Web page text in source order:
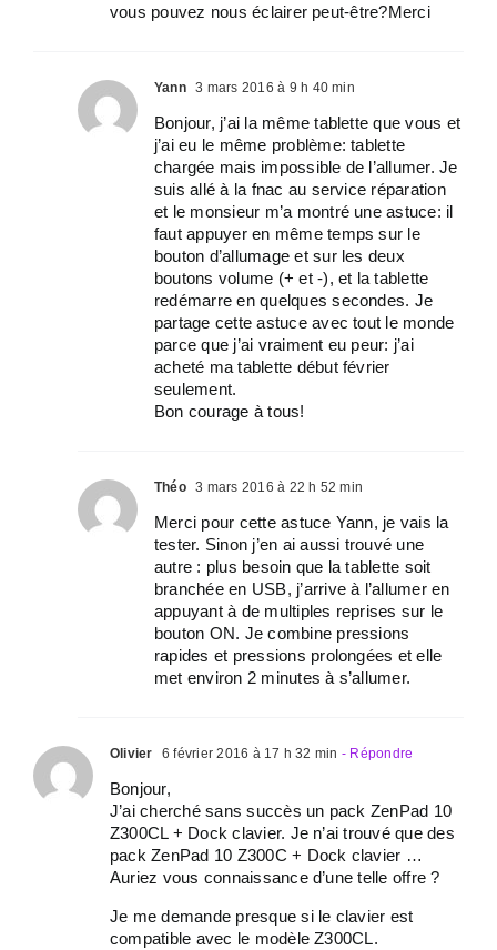
vous pouvez nous éclairer peut-être?Merci
Yann 3 mars 2016 à 9 h 40 min
Bonjour, j’ai la même tablette que vous et
j’ai eu le même problème: tablette
chargée mais impossible de l’allumer. Je
suis allé à la fnac au service réparation
et le monsieur m’a montré une astuce: il
faut appuyer en même temps sur le
bouton d’allumage et sur les deux
boutons volume (+ et -), et la tablette
redémarre en quelques secondes. Je
partage cette astuce avec tout le monde
parce que j’ai vraiment eu peur: j’ai
acheté ma tablette début février
seulement.
Bon courage à tous!
Théo 3 mars 2016 à 22 h 52 min
Merci pour cette astuce Yann, je vais la
tester. Sinon j’en ai aussi trouvé une
autre : plus besoin que la tablette soit
branchée en USB, j’arrive à l’allumer en
appuyant à de multiples reprises sur le
bouton ON. Je combine pressions
rapides et pressions prolongées et elle
met environ 2 minutes à s’allumer.
Olivier 6 février 2016 à 17 h 32 min - Répondre
Bonjour,
J’ai cherché sans succès un pack ZenPad 10
Z300CL + Dock clavier. Je n’ai trouvé que des
pack ZenPad 10 Z300C + Dock clavier …
Auriez vous connaissance d’une telle offre ?
Je me demande presque si le clavier est
compatible avec le modèle Z300CL.